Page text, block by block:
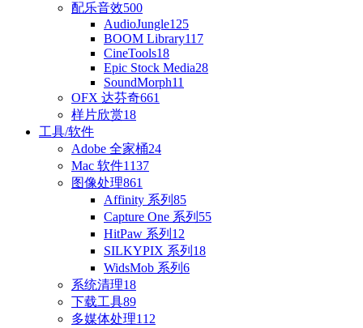
配乐音效500
AudioJungle125
BOOM Library117
CineTools18
Epic Stock Media28
SoundMorph11
OFX 达芬奇661
样片欣赏18
工具/软件
Adobe 全家桶24
Mac 软件1137
图像处理861
Affinity 系列 85
Capture One 系列 55
HitPaw 系列 12
SILKYPIX 系列 18
WidsMob 系列 6
系统清理18
下载工具89
多媒体处理112